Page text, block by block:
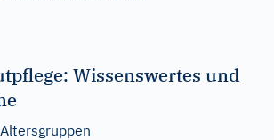
Wissenswertes und